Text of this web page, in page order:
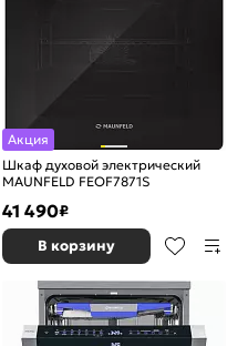
Акция
Шкаф духовой электрический
MAUNFELD FEOF7871S
41 490₽
В корзину